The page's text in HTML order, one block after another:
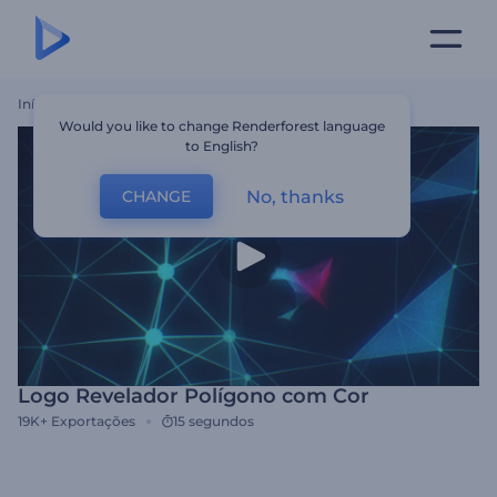
Início
Logo Revelador Polígono com Cor
19K+ Exportações 15 segundos
Would you like to change Renderforest language
to English?
CHANGE No, thanks